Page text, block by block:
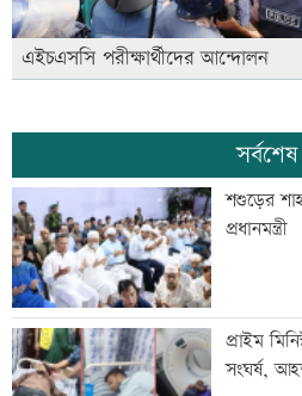
এইচএসসি পরীক্ষার্থীদের আন্দোলন
সর্বশেষ
শশুড়ের
প্রধানমন্ত্রী
প্রাইম
সংঘর্ষ,